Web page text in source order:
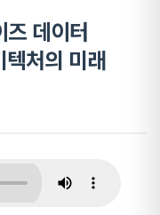
데이터
처의 미래